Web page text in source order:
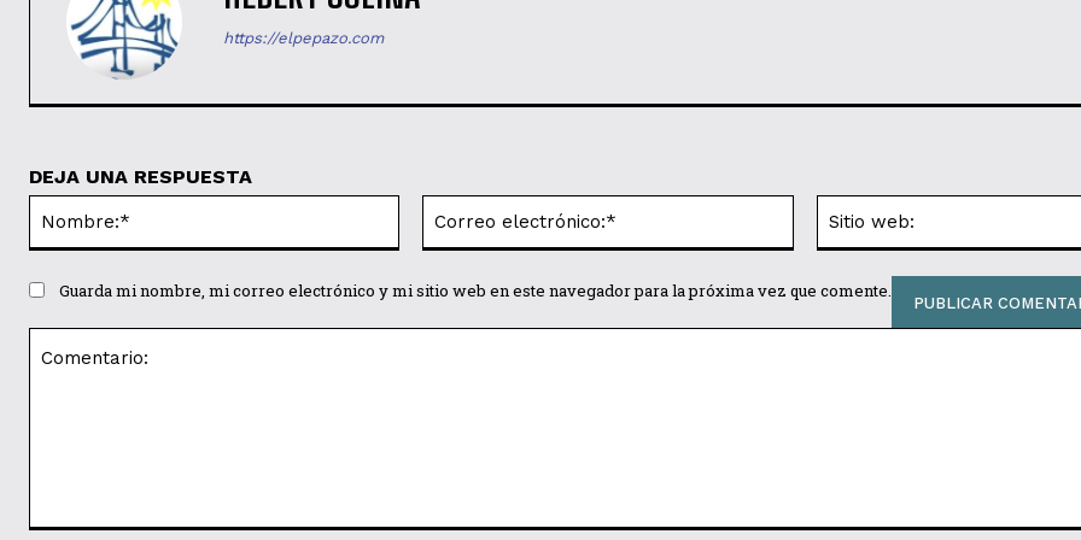
https://elpepazo.com
DEJA UNA RESPUESTA
electrónico:*
Guarda mi nombre, mi correo electrónico y mi sitio web en este navegador para la próxima vez que comente.